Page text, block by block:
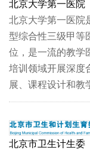
北京大学第一医院
北京大学第一医院
型综合性三级甲等
位，是一流的教学
培训领域开展深度
展、课程设计和教
北京市卫生计生委